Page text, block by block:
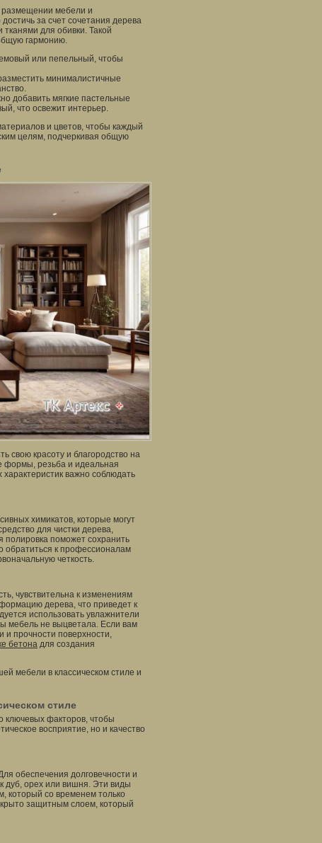
размещении мебели и
за счет сочетания дерева
для обивки. Такой
гармонию.
или пепельный, чтобы
минималистичные
добавить мягкие пастельные
что освежит интерьер.
и цветов, чтобы каждый
целям, подчеркивая общую
свою красоту и благородство на
формы, резьба и идеальная
важно соблюдать
химикатов, которые могут
для чистки дерева,
полировка поможет сохранить
обратиться к профессионалам
четкость.
чувствительна к изменениям
дерева, что приведет к
использовать увлажнители
мебель не выцветала. Если вам
и прочности поверхности,
бетона для создания
мебели в классическом стиле и
стиле
ключевых факторов, чтобы
восприятие, но и качество
обеспечения долговечности и
дуб, орех или вишня. Эти виды
который со временем только
защитным слоем, который